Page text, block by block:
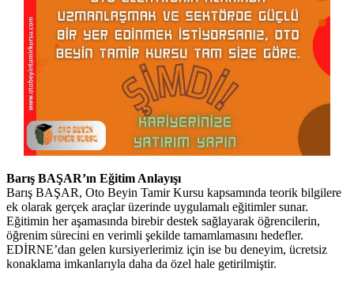
Barış BAŞAR’ın Eğitim Anlayışı
Barış BAŞAR, Oto Beyin Tamir Kursu kapsamında teorik bilgilere
ek olarak gerçek araçlar üzerinde uygulamalı eğitimler sunar.
Eğitimin her aşamasında birebir destek sağlayarak öğrencilerin,
öğrenim sürecini en verimli şekilde tamamlamasını hedefler.
EDİRNE’dan gelen kursiyerlerimiz için ise bu deneyim, ücretsiz
konaklama imkanlarıyla daha da özel hale getirilmiştir.